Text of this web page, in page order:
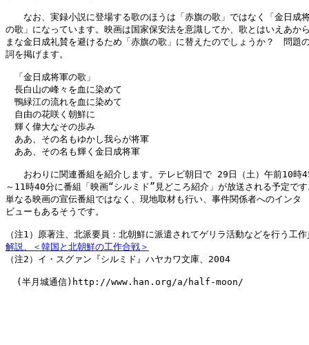
なお、実録小説に登場する歌のほうは「赤旗の歌」ではなく「金日成
の歌」になっています。映画は国家保安法を意識してか、歌とはいえあか
まな金日成礼賛を避けるため「赤旗の歌」に替えたのでしょうか？　問題
詞を掲げます。
「金日成将軍の歌」
長白山の峰々を血に染めて
鴨緑江の流れを血に染めて
自由の花咲く朝鮮に
輝く偉大なその歩み
ああ、その名もゆかし我らが将軍
ああ、その名も輝く金日成将軍
おわりに関連番組を紹介します。テレビ朝日で 29日（土）午前10時
～11時40分に番組「映画“シルミド”見どころ紹介」が放送される予定で
単なる映画の宣伝番組ではなく、現地取材も行い、事件関係者へのインタ
ビューもあるそうです。
解説、＜韓国と北朝鮮の工作合戦＞
（注2）イ・スグァン『シルミド』ハヤカワ文庫、2004
  (半月城通信)http://www.han.org/a/half-moon/